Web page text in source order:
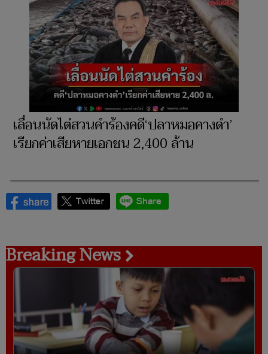
เลื่อนนัดไต่สวนคำร้องคดี‘ปลาหมอคางดำ’
เรียกค่าเสียหายเอกชน 2,400 ล้าน
Breaking News